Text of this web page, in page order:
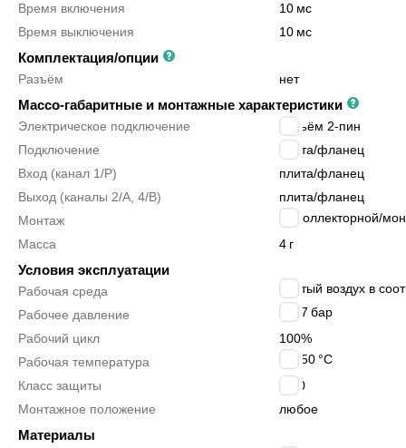
Время включения
10 мс
Время выключения
10 мс
Комплектация/опции
Разъём нет
Массо-габаритные и монтажные характеристики
Электрическое подключение
разъём 2-пин
Подключение
плита/фланец
Вход (канал 1/P)
плита/фланец
Выход (каналы 2/A, 4/B)
плита/фланец
Монтаж
на коллекторной/
Масса
4 г
Условия эксплуатации
Рабочая среда
сжатый воздух в
Рабочее давление
1 ÷ 7 бар
Рабочий цикл
100%
Рабочая температура
0 ÷ 50 °C
Класс защиты
IP00
Монтажное положение
любое
Материалы